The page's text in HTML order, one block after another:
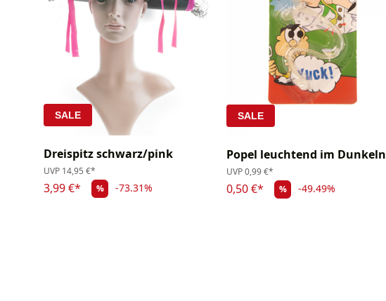
SALE
Dreispitz schwarz/pink
UVP 14,95 €*
3,99 €* % -73.31%
SALE
Popel leuchtend im Dunkeln
UVP0,99 €*
0,50 €* % -49.49%